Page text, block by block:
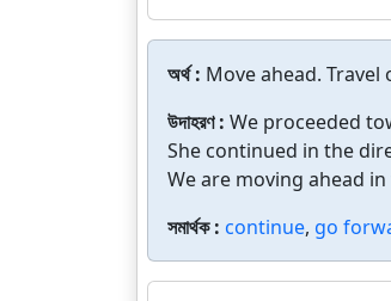
অর্থ : Move ahead.
উদাহরণ : We proceeded
She continued in the
We are moving ahead
সমার্থক : continue, go